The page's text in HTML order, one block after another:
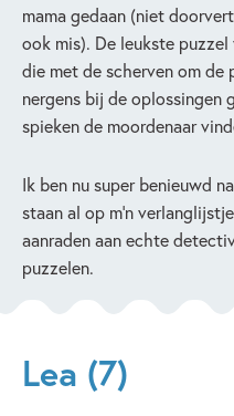
mama gedaan (niet
ook mis). De leukste
die met de scherven om
nergens bij de oplossingen
spieken de moordenaar
Ik ben nu super benieuwd
staan al op m’n
aanraden aan echte
puzzelen.
Lea (7)